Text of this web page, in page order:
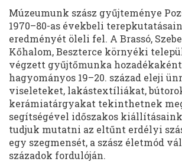
Múzeumunk szász gyűjteménye
1970–80-as évekbeli
eredményét öleli fel. A Brassó,
Kőhalom, Beszterce környéki
végzett gyűjtőmunka
hagyományos 19–20. század eleji
viseleteket, lakástextíliákat,
kerámiatárgyakat tekinthetnek
segítségével időszakos kiállításaink
tudjuk mutatni az eltűnt erdélyi
egy szegmensét, a szász életmód
századok fordulóján.